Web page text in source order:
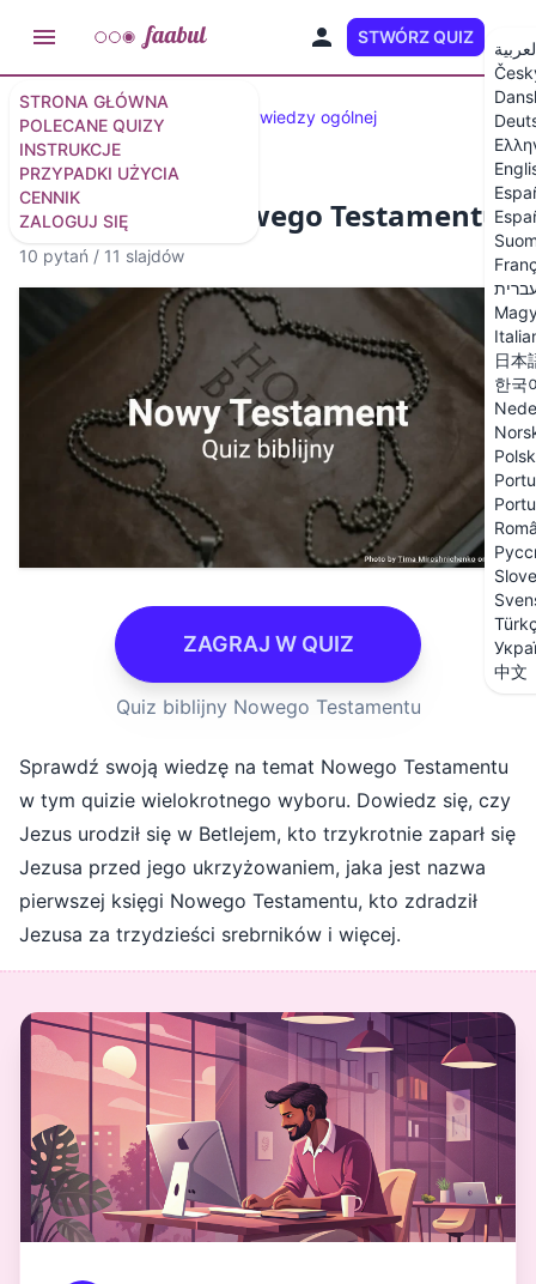
STRONA GŁÓWNA
POLECANE QUIZY
INSTRUKCJE
PRZYPADKI UŻYCIA
CENNIK
ZALOGUJ SIĘ
STWÓRZ QUIZ
日本
한국
中文
Wybrane quizy 50 pytań z wiedzy ogólnej
Quiz biblijny Nowego Testamentu
10 pytań / 11 slajdów
ZAGRAJ W QUIZ
Quiz biblijny Nowego Testamentu
Sprawdź swoją wiedzę na temat Nowego Testamentu
w tym quizie wielokrotnego wyboru. Dowiedz się, czy
Jezus urodził się w Betlejem, kto trzykrotnie zaparł się
Jezusa przed jego ukrzyżowaniem, jaka jest nazwa
pierwszej księgi Nowego Testamentu, kto zdradził
Jezusa za trzydzieści srebrników i więcej.